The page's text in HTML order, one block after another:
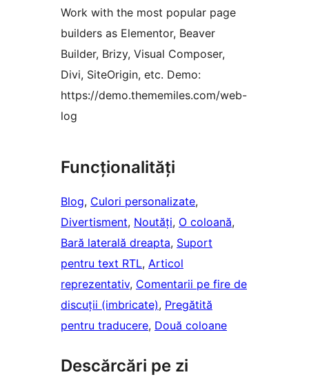
Work with the most popular page
builders as Elementor, Beaver
Builder, Brizy, Visual Composer,
Divi, SiteOrigin, etc. Demo:
https://demo.thememiles.com/web-
log
Funcționalități
Blog, Culori personalizate
Divertisment, Noutăți, O coloană
Bară laterală dreapta, Suport
pentru text RTL, Articol
reprezentativ, Comentarii pe fire de
discuții (imbricate), Pregătită
pentru traducere, Două coloane
Descărcări pe zi